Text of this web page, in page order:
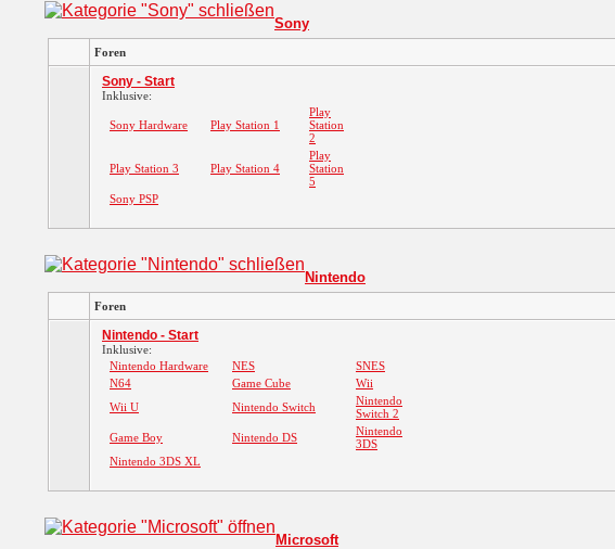
Sony
Foren
Sony - Start
Inklusive:
Sony Hardware Play Station 1
Play
Station
2
Play Station 3 Play Station 4
Play
Station
5
Sony PSP
Nintendo
Foren
Nintendo - Start
Inklusive:
Nintendo Hardware
NES
SNES
N64
Game Cube
Wii
Wii U
Nintendo Switch
Nintendo
Switch 2
Game Boy
Nintendo DS
Nintendo
3DS
Nintendo 3DS XL
Microsoft